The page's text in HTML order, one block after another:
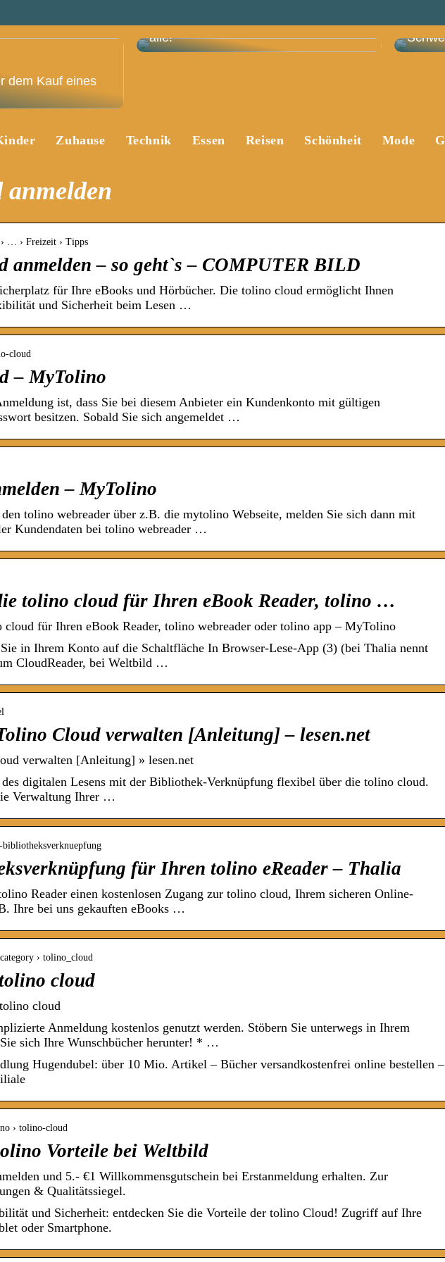
dem Kauf eines
Skandi-Trend: Diese Sofas wollen jetzt
alle!
Zuhause Technik Essen Reisen Schönheit Mode
… › Freizeit › Tipps
anmelden – so geht`s – COMPUTER BILD
für Ihre eBooks und Hörbücher. Die tolino cloud ermöglicht Ihnen
und Sicherheit beim Lesen …
cloud
– MyTolino
ist, dass Sie bei diesem Anbieter ein Kundenkonto mit gültigen
besitzen. Sobald Sie sich angemeldet …
– MyTolino
tolino webreader über z.B. die mytolino Webseite, melden Sie sich dann mit
Kundendaten bei tolino webreader …
tolino cloud für Ihren eBook Reader, tolino …
cloud für Ihren eBook Reader, tolino webreader oder tolino app – MyTolino
in Ihrem Konto auf die Schaltfläche In Browser-Lese-App (3) (bei Thalia nennt
CloudReader, bei Weltbild …
Cloud verwalten [Anleitung] – lesen.net
verwalten [Anleitung] » lesen.net
digitalen Lesens mit der Bibliothek-Verknüpfung flexibel über die tolino cloud.
Verwaltung Ihrer …
für Ihren tolino eReader – Thalia
Reader einen kostenlosen Zugang zur tolino cloud, Ihrem sicheren Online-
Ihre bei uns gekauften eBooks …
› tolino_cloud
cloud
cloud
Anmeldung kostenlos genutzt werden. Stöbern Sie unterwegs in Ihrem
sich Ihre Wunschbücher herunter! * …
Hugendubel: über 10 Mio. Artikel – Bücher versandkostenfrei online bestellen –
› tolino-cloud
Vorteile bei Weltbild
und 5.- €1 Willkommensgutschein bei Erstanmeldung erhalten. Zur
& Qualitätssiegel.
und Sicherheit: entdecken Sie die Vorteile der tolino Cloud! Zugriff auf Ihre
oder Smartphone.